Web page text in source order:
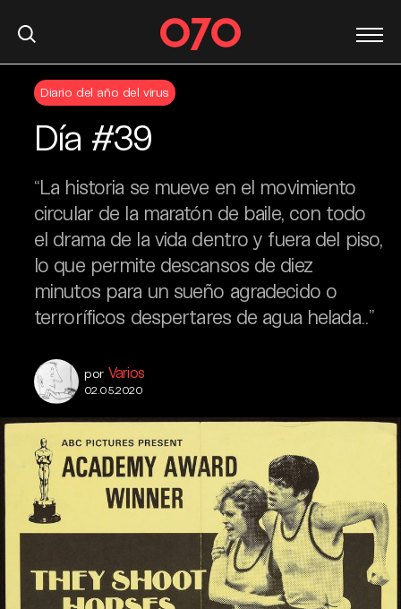
Diario del año del virus
Día #39
“La historia se mueve en el movimiento
circular de la maratón de baile, con todo
el drama de la vida dentro y fuera del piso,
lo que permite descansos de diez
minutos para un sueño agradecido o
terroríficos despertares de agua helada..”
por Varios
02.05.2020